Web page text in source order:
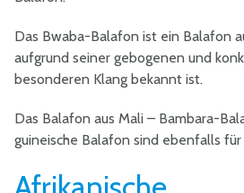
Das Bwaba-Balafon ist ein Balafon
aufgrund seiner gebogenen und
besonderen Klang bekannt ist.
Das Balafon aus Mali – Bambara-
guineische Balafon sind ebenfalls